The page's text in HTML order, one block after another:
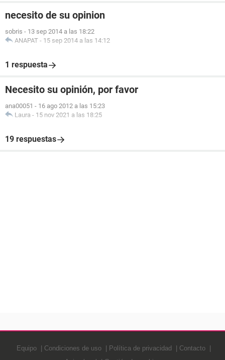
necesito de su opinion
sobris - 13 sep 2014 a las 18:22
ANAPAT - 15 sep 2014 a las 14:12
1 respuesta
Necesito su opinión, por favor
ana00051 - 16 ago 2012 a las 15:23
Laura - 15 nov 2021 a las 18:25
19 respuestas
Equipo Condiciones de uso Política de privacidad
Contacto